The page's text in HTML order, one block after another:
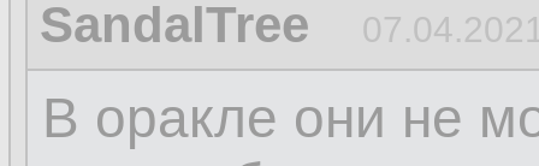
SandalTree
В оракле они не